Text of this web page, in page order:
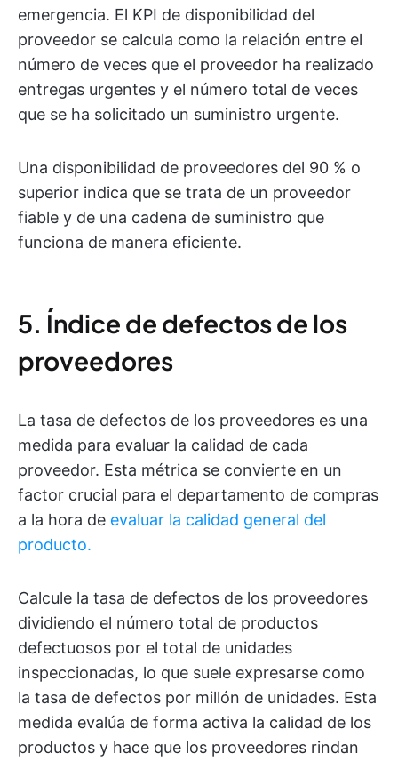
emergencia. El KPI de disponibilidad del
proveedor se calcula como la relación entre el
número de veces que el proveedor ha realizado
entregas urgentes y el número total de veces
que se ha solicitado un suministro urgente.
Una disponibilidad de proveedores del 90 % o
superior indica que se trata de un proveedor
fiable y de una cadena de suministro que
funciona de manera eficiente.
5. Índice de defectos de los
proveedores
La tasa de defectos de los proveedores es una
medida para evaluar la calidad de cada
proveedor. Esta métrica se convierte en un
factor crucial para el departamento de compras
a la hora de evaluar la calidad general del
producto.
Calcule la tasa de defectos de los proveedores
dividiendo el número total de productos
defectuosos por el total de unidades
inspeccionadas, lo que suele expresarse como
la tasa de defectos por millón de unidades. Esta
medida evalúa de forma activa la calidad de los
productos y hace que los proveedores rindan